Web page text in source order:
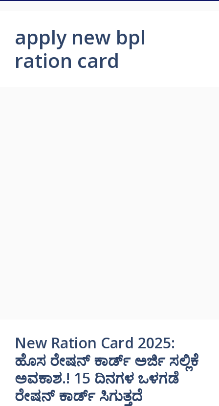
apply new bpl
ration card
New Ration Card 2025:
ಹೊಸ ರೇಷನ್ ಕಾರ್ಡ್ ಅರ್ಜಿ ಸಲ್ಲಿಕೆ
ಅವಕಾಶ.! 15 ದಿನಗಳ ಒಳಗಡೆ
ರೇಷನ್ ಕಾರ್ಡ್ ಸಿಗುತ್ತದೆ